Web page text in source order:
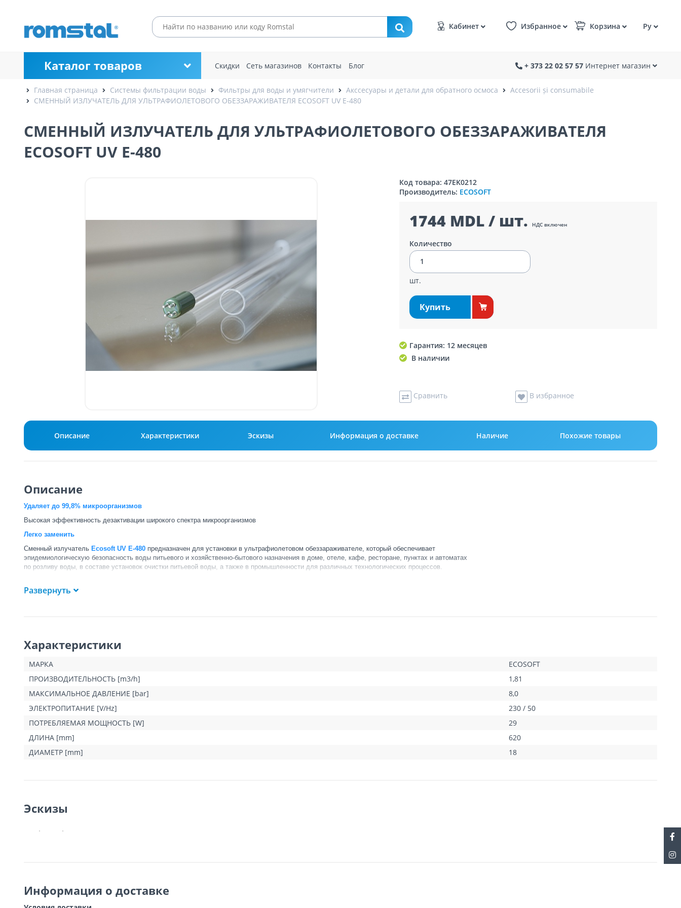
Кабинет Избранное Корзина Ру
Каталог товаров Скидки Сеть магазинов Контакты Блог + 373 22 02 57 57 Интернет магазин
Главная страница Системы фильтрации воды Фильтры для воды и умягчители Акссесуары и детали для обратного осмоса
Accesorii și consumabile
СМЕННЫЙ ИЗЛУЧАТЕЛЬ ДЛЯ УЛЬТРАФИОЛЕТОВОГО ОБЕЗЗАРАЖИВАТЕЛЯ ECOSOFT UV E-480
СМЕННЫЙ ИЗЛУЧАТЕЛЬ ДЛЯ УЛЬТРАФИОЛЕТОВОГО ОБЕЗЗАРАЖИВАТЕЛЯ
ECOSOFT UV E-480
Код товара: 47EK0212
Производитель: ECOSOFT
1744 MDL / шт. НДС включен
Количество
шт.
Купить
Гарантия: 12 месяцев
В наличии
Сравнить В избранное
Описание Характеристики Эскизы Информация о доставке Наличие Похожие товары
Описание
Удаляет до 99,8% микроорганизмов
Высокая эффективность дезактивации широкого спектра микроорганизмов
Легко заменить
Сменный излучатель Ecosoft UV E-480 предназначен для установки в ультрафиолетовом обеззараживателе, который обеспечивает
эпидемиологическую безопасность воды питьевого и хозяйственно-бытового назначения в доме, отеле, кафе, ресторане, пунктах и автоматах
по розливу воды, в составе установок очистки питьевой воды, а также в промышленности для различных технологических процессов.
обезвреживание микроорганизмов.
Развернуть
Характеристики
МАРКА
ECOSOFT
ПРОИЗВОДИТЕЛЬНОСТЬ [m3/h]
1,81
МАКСИМАЛЬНОЕ ДАВЛЕНИЕ [bar]
8,0
ЭЛЕКТРОПИТАНИЕ [V/Hz]
230 / 50
ПОТРЕБЛЯЕМАЯ МОЩНОСТЬ [W]
29
ДЛИНА [mm]
620
ДИАМЕТР [mm]
18
Эскизы
Информация о доставке